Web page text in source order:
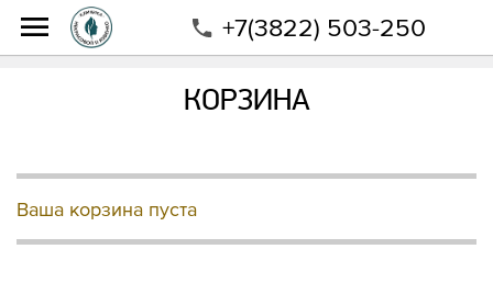
+7(3822) 503-250
КОРЗИНА
Ваша корзина пуста